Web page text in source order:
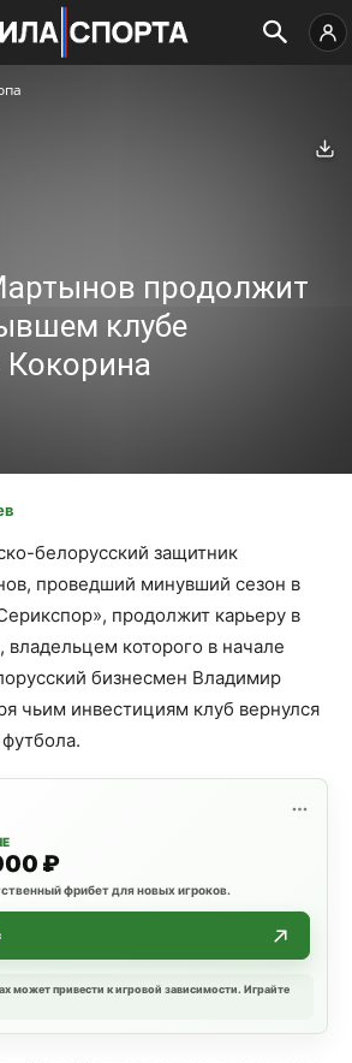
продолжит
клубе
Кокорина
белорусский защитник
проведший минувший сезон в
продолжит карьеру в
владельцем которого в начале
бизнесмен Владимир
чьим инвестициям клуб вернулся
₽
фрибет для новых игроков.
может привести к игровой зависимости. Играйте